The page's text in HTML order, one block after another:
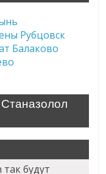
Рубцовск
Балаково
будут